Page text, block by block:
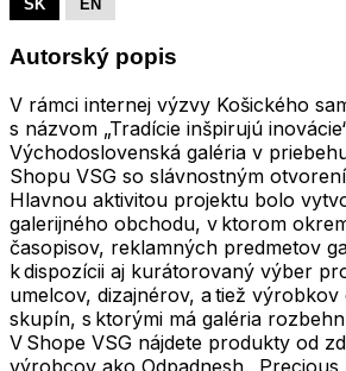
SK EN
Autorský popis
V rámci internej výzvy Košického
s názvom „Tradície inšpirujú
Východoslovenská galéria v
Shopu VSG so slávnostným
Hlavnou aktivitou projektu bolo
galerijného obchodu, v ktorom
časopisov, reklamných predmetov
k dispozícii aj kurátorovaný výber
umelcov, dizajnérov, a tiež
skupín, s ktorými má galéria
V Shope VSG nájdete produkty od
výrobcov ako Odpadnesh, Precious